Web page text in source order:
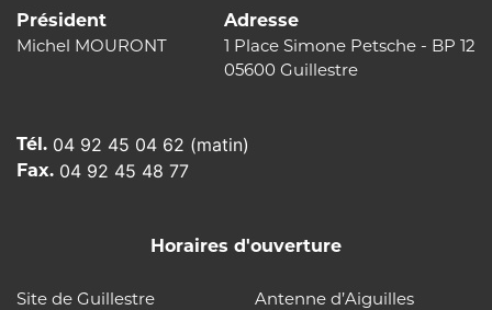
Président
Michel MOURONT
Adresse
1 Place Simone Petsche - BP 12
05600 Guillestre
Tél. 04 92 45 04 62 (matin)
Fax. 04 92 45 48 77
Horaires d'ouverture
Site de Guillestre
Antenne d’Aiguilles